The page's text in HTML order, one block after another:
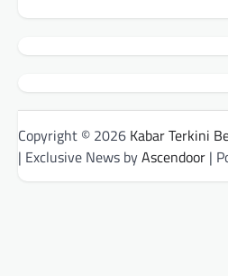
Copyright © 2026 Kabar Terkini
| Exclusive News byAscendoor |